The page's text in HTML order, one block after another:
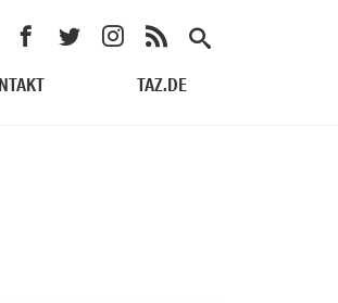
TAZ.DE